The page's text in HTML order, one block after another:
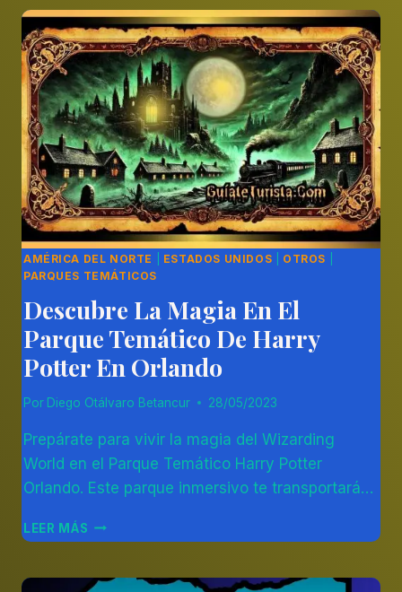
ATRACCIÓN
RED
FORCE
EN
FERRARI
LAND
AMÉRICA DEL NORTE ESTADOS UNIDOS OTROS
PARQUES TEMÁTICOS
Descubre La Magia En El
Parque Temático De Harry
Potter En Orlando
Por Diego Otálvaro Betancur 28/05/2023
Prepárate para vivir la magia del Wizarding
World en el Parque Temático Harry Potter
Orlando. Este parque inmersivo te transportará…
LEER MÁS DESCUBRE
LA
EN